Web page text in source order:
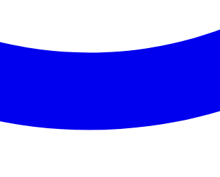
EN CHOIX PRATIQUES POUR VOTRE